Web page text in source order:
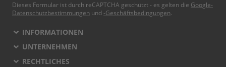
Dieses Formular ist durch reCAPTCHA geschützt - es gelten die Google-
Datenschutzbestimmungen und -Geschäftsbedingungen.
INFORMATIONEN
UNTERNEHMEN
RECHTLICHES